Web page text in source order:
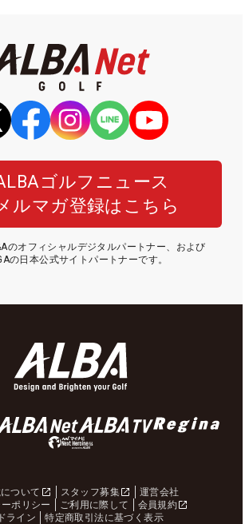
ゴルフニュース
ルマガ登録はこちら
のオフィシャルデジタルパートナー、および
の日本公式サイトパートナーです。
ついて スタッフ募集
運営会社
ポリシー
ご利用に際して
会員規約
ライン
特定商取引法に基づく表示